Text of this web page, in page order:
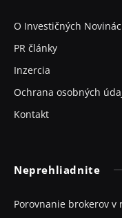
O Investičných
PR články
Inzercia
Ochrana osobných
Kontakt
Neprehliadnite
Porovnanie brokerov v